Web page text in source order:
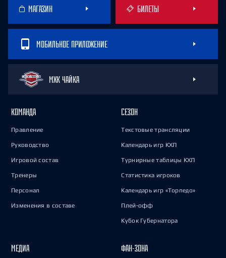
МАГАЗИН БИЛЕТЫ
МОБИЛЬНОЕ ПРИЛОЖЕНИЕ
МХК ЧАЙКА
КОМАНДА
Правление
Руководство
Игровой состав
Тренеры
Персонал
Изменения в составе
СЕЗОН
Текстовые трансляции
Календарь игр КХЛ
Турнирные таблицы КХЛ
Статистика игроков
Календарь игр «Торпедо»
Плей-офф
Кубок Губернатора
МЕДИА ФАН-ЗОНА